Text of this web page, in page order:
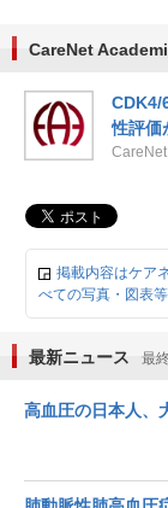
CareNet
CDK4/
性評価
CareNet
掲載内容はケア
べての写真・図表
最新ニュース 最
高血圧の日本人、